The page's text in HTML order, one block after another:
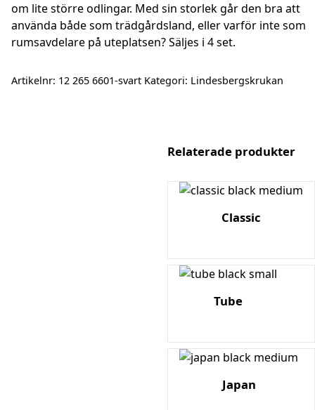
om lite större odlingar. Med sin storlek går den bra att
använda både som trädgårdsland, eller varför inte som
rumsavdelare på uteplatsen? Säljes i 4 set.
Artikelnr: 12 265 6601-svart Kategori: Lindesbergskrukan
Relaterade produkter
Classic
Tube
Japan